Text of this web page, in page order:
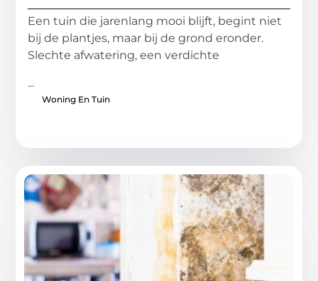
Een tuin die jarenlang mooi blijft, begint niet
bij de plantjes, maar bij de grond eronder.
Slechte afwatering, een verdichte
...
Woning En Tuin